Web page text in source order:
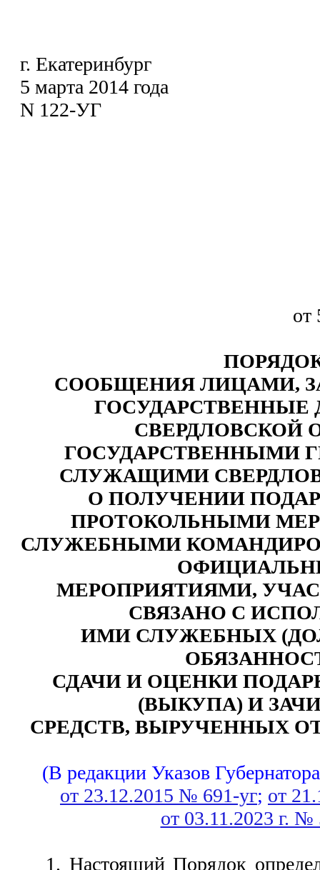
г. Екатеринбург
5 марта 2014 года
N 122-УГ
от
СООБЩЕНИЯ ЛИЦАМИ,
СВЕРДЛОВСКОЙ
ГОСУДАРСТВЕННЫМИ
СЛУЖАЩИМИ
О ПОЛУЧЕНИИ
ПРОТОКОЛЬНЫМИ
СЛУЖЕБНЫМИ
МЕРОПРИЯТИЯМИ,
СВЯЗАНО С
ИМИ СЛУЖЕБНЫХ
СДАЧИ И ОЦЕНКИ
(ВЫКУПА) И
СРЕДСТВ, ВЫРУЧЕННЫХ
(В редакции Указов
от 23.12.2015 № 691-уг; от
от 03.11.2023 г.
1. Настоящий Порядок